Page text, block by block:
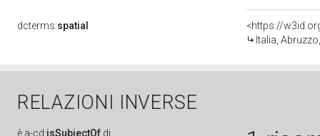
dcterms:spatial
<https://
Italia,
RELAZIONI INVERSE
è a-cd:isSubjectOf di